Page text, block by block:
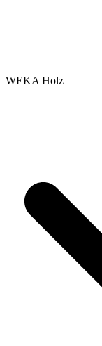
WEKA Holz